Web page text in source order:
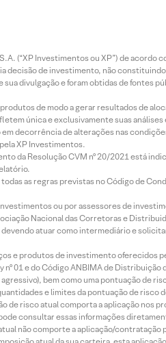
(“XP Investimentos ou XP”) de
decisão de investimento, não
divulgação e foram obtidas de fontes
de modo a gerar resultados de
única e exclusivamente suas
decorrência de alterações nas
XP Investimentos.
da Resolução CVM nº 20/2021 está
as regras previstas no Código de
ou por assessores de
Nacional das Corretoras e
atuar como intermediário e
e produtos de investimento oferecidos
01 e do Código ANBIMA de
bem como uma pontuação de
e limites da pontuação de
risco atual comporta a aplicação nos
consultar essas informações
não comporte a aplicação/